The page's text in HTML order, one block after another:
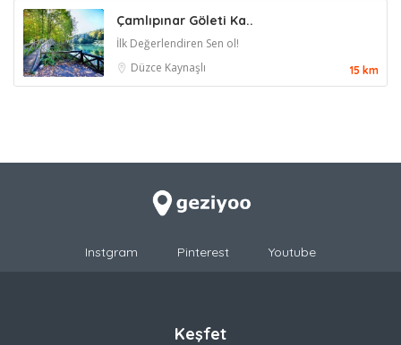
Çamlıpınar Göleti Ka..
İlk Değerlendiren Sen ol!
Düzce Kaynaşlı 15 km
Instgram Pinterest Youtube
Keşfet